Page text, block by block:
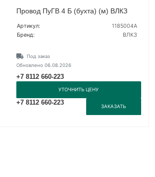
Провод ПуГВ 4 Б (бухта) (м) ВЛКЗ
Артикул:
1185004А
Бренд:
ВЛКЗ
Под заказ
Обновлено 06.08.2026
+7 8112 660-223
УТОЧНИТЬ ЦЕНУ
+7 8112 660-223
ЗАКАЗАТЬ